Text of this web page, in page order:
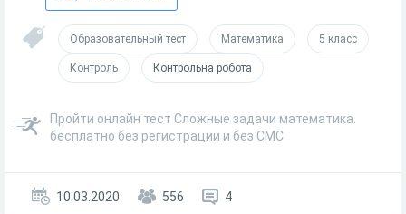
Образовательный тест Математика 5 класс
Контроль Контрольна робота
Пройти онлайн тест Сложные задачи математика.
бесплатно без регистрации и без СМС
10.03.2020 556 4